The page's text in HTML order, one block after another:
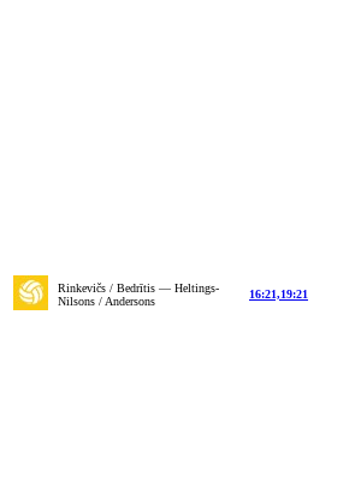
Rinkevičs / Bedrītis — Heltings-
Nilsons / Andersons
16:21,19:21